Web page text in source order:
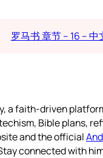
罗马书 章节 – 16 –
a faith-driven
Bible plans,
and the official
connected with